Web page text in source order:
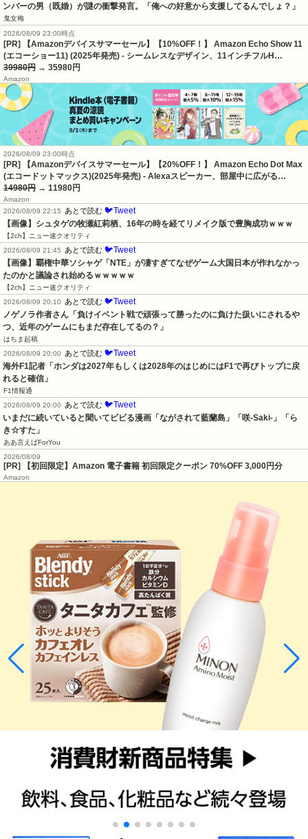
ンバーの男（既婚）が謎の衝撃発言。「俺への好意から支援してるんでしょ？」
鬼女梅
2026/08/09 23:00時点
[PR] 【Amazonデバイスサマーセール】【10%OFF！】 Amazon Echo Show 11
(エコーショー11) (2025年発売) - シームレスなデザイン、11インチフルH…
39980円 → 35980円
Amazon
2026/08/09 23:00時点
[PR] 【Amazonデバイスサマーセール】【20%OFF！】 Amazon Echo Dot Max
(エコードットマックス)(2025年発売) - Alexaスピーカー、部屋中に広がる…
14980円 → 11980円
Amazon
2026/08/09 22:15
あとで読む 🐦Tweet
【画像】シュタゲの牧瀬紅莉栖、16年の時を経てリメイク版で豊胸成功ｗｗｗ
【2ch】ニュー速クオリティ
2026/08/09 21:45
あとで読む 🐦Tweet
【画像】覇権中華ソシャゲ「NTE」が凄すぎてなぜゲーム大国日本が作れなかっ
たのかと議論され始めるｗｗｗｗｗ
【2ch】ニュー速クオリティ
2026/08/09 20:10
あとで読む 🐦Tweet
ノゲノラ作者さん「負けイベント戦で頑張って勝ったのに負けた扱いにされるや
つ、近年のゲームにもまだ存在してるの？」
はちま起稿
2026/08/09 20:00
あとで読む 🐦Tweet
海外F1記者「ホンダは2027年もしくは2028年のはじめにはF1で再びトップに戻
れると確信」
F1情報通
2026/08/09 20:00
あとで読む 🐦Tweet
いまだに続いていると聞いてビビる漫画「ながされて藍蘭島」「咲-Saki-」「ら
き☆すた」
ああ言えばForYou
2026/08/09
[PR] 【初回限定】Amazon 電子書籍 初回限定クーポン 70%OFF 3,000円分
Amazon